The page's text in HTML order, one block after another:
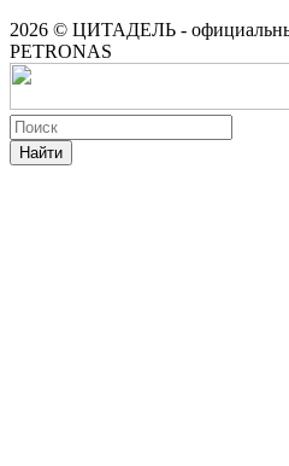
2026 © ЦИТАДЕЛЬ -
PETRONAS
Найти